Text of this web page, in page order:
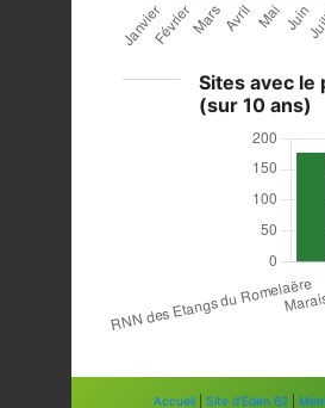
Sites avec le
(sur 10 ans)
Accueil| Site d'Eden 62|